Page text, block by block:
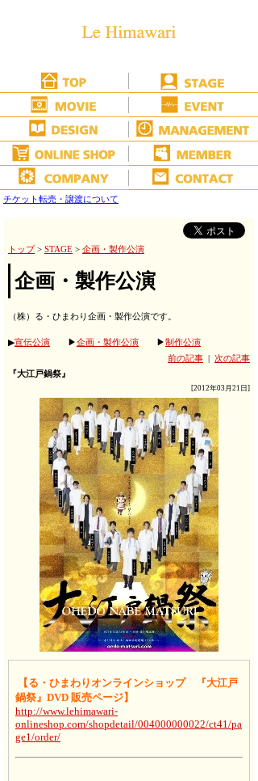
チケット転売・譲渡について
トップ> STAGE > 企画・製作公演
企画・製作公演
（株）る・ひまわり企画・製作公演です。
▶宣伝公演 ▶企画・製作公演 ▶制作公演
前の記事
次の記事
『大江戸鍋祭』
[2012年03月21日]
【る・ひまわりオンラインショップ
『大江戸
鍋祭』DVD 販売ページ】
http://www.lehimawari-
onlineshop.com/shopdetail/004000000022/ct41/pa
ge1/order/